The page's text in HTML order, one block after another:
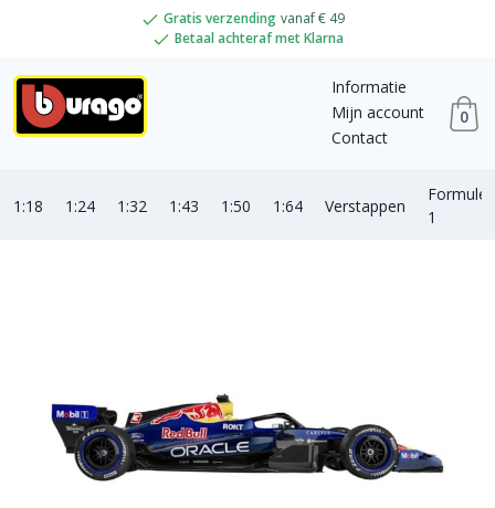
Gratis verzending vanaf € 49
Betaal achteraf met Klarna
Informatie
Mijn account
Contact
0
1:18 1:24 1:32 1:43 1:50 1:64 Verstappen
Formule
1